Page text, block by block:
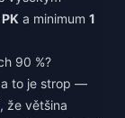
a minimum 1
90 %?
a to je strop —
že většina